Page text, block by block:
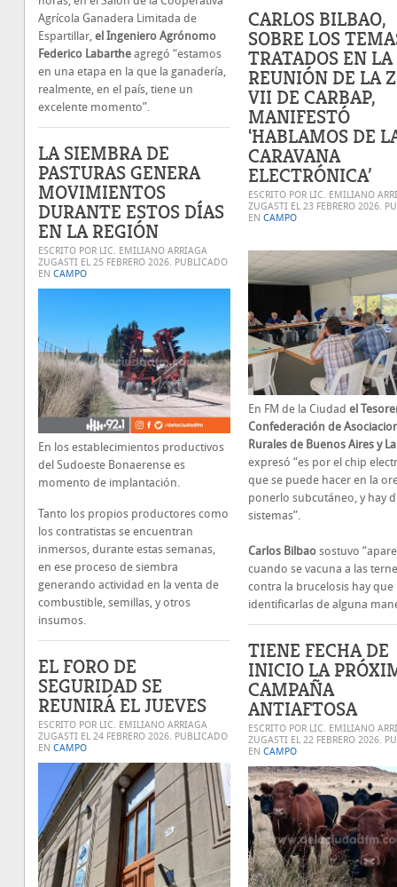
Agrícola Ganadera Limitada de
Espartillar, el Ingeniero Agrónomo
Federico Labarthe agregó “estamos
en una etapa en la que la ganadería,
realmente, en el país, tiene un
excelente momento”.
LA SIEMBRA DE
PASTURAS GENERA
MOVIMIENTOS
DURANTE ESTOS DÍAS
EN LA REGIÓN
ESCRITO POR LIC. EMILIANO ARRIAGA
ZUGASTI EL 25 FEBRERO 2026. PUBLICADO
EN CAMPO
En los establecimientos productivos
del Sudoeste Bonaerense es
momento de implantación.
Tanto los propios productores como
los contratistas se encuentran
inmersos, durante estas semanas,
en ese proceso de siembra
generando actividad en la venta de
combustible, semillas, y otros
insumos.
EL FORO DE
SEGURIDAD SE
REUNIRÁ EL JUEVES
ESCRITO POR LIC. EMILIANO ARRIAGA
ZUGASTI EL 24 FEBRERO 2026 . PUBLICADO
EN CAMPO
CARLOS BILBAO,
SOBRE LOS
TRATADOS EN LA
REUNIÓN DE LA
VII DE CARBAP,
MANIFESTÓ
‘HABLAMOS DE
CARAVANA
ELECTRÓNICA’
ESCRITO POR LIC. EMILIANO
ZUGASTI EL 23 FEBRERO 2026.
EN CAMPO
En FM de la Ciudad el
Confederación de
Rurales de Buenos Aires y
expresó “es por el chip
que se puede hacer en la
ponerlo subcutáneo, y hay
sistemas”.
Carlos Bilbao sostuvo
cuando se vacuna a las
contra la brucelosis hay que
identificarlas de alguna
TIENE FECHA DE
INICIO LA
CAMPAÑA
ANTIAFTOSA
ESCRITO POR LIC. EMILIANO
ZUGASTI EL 22 FEBRERO 2026.
EN CAMPO